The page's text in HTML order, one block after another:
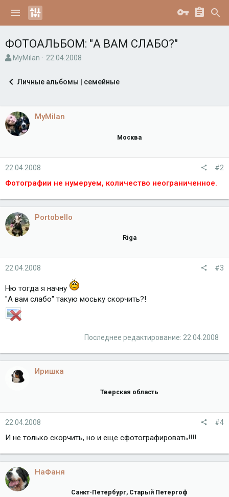
ФОТОАЛЬБОМ: "А ВАМ СЛАБО?"
А
о
т
е
м
ы
MyMilan
Д
а
а
ч
22.04.2008
Личные альбомы | семейные
MyMilan
Москва
22.04.2008 #2
Фотографии не нумеруем, количество неограниченное.
Portobello
Riga
22.04.2008 #3
Ню тогда я начну
"А вам слабо" такую моську скорчить?!
Последнее редактирование: 22.04.2008
Иришка
Тверская область
22.04.2008 #4
И не только скорчить, но и еще сфотографировать!!!!
НаФаня
Санкт-Петербург, Старый Петергоф